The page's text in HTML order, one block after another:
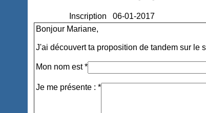
Inscription
06-01-2017
Bonjour Mariane,
J'ai découvert ta proposition de tandem sur le
Mon nom est *
Je me présente : *